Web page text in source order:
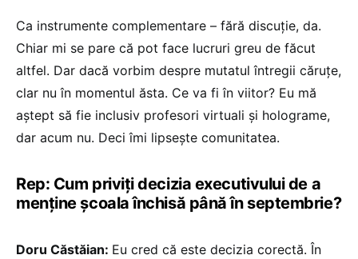
Ca instrumente complementare – fără discuție, da.
Chiar mi se pare că pot face lucruri greu de făcut
altfel. Dar dacă vorbim despre mutatul întregii căruțe,
clar nu în momentul ăsta. Ce va fi în viitor? Eu mă
aștept să fie inclusiv profesori virtuali și holograme,
dar acum nu. Deci îmi lipsește comunitatea.
Rep: Cum priviți decizia executivului de a
menține școala închisă până în septembrie?
Doru Căstăian: Eu cred că este decizia corectă. În